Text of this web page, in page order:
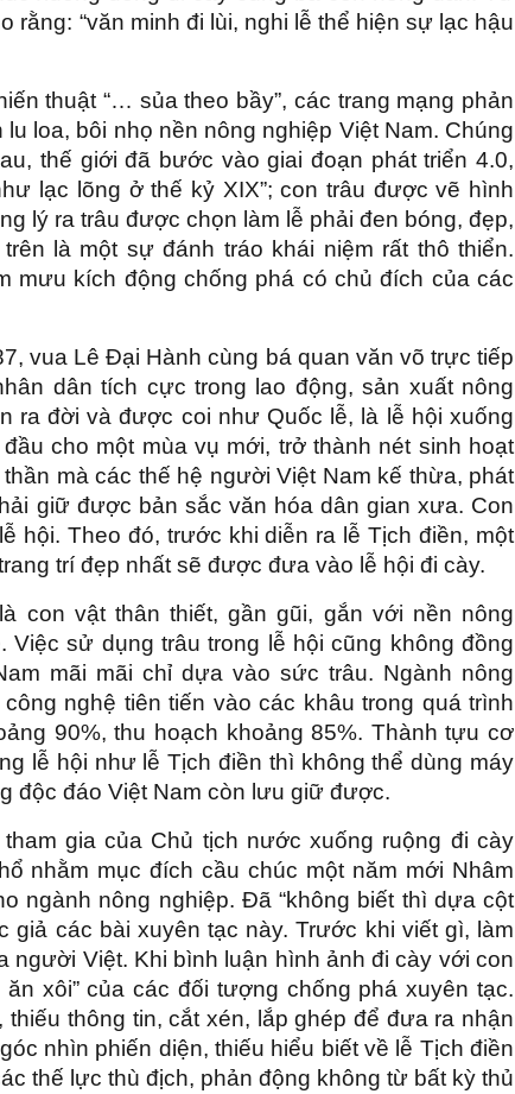
“văn minh đi lùi, nghi lễ thể hiện sự lạc hậu
thuật “… sủa theo bầy”, các trang mạng phản
loa, bôi nhọ nền nông nghiệp Việt Nam. Chúng
thế giới đã bước vào giai đoạn phát triển 4.0,
lạc lõng ở thế kỷ XIX”; con trâu được vẽ hình
lý ra trâu được chọn làm lễ phải đen bóng, đẹp,
là một sự đánh tráo khái niệm rất thô thiển.
mưu kích động chống phá có chủ đích của các
vua Lê Đại Hành cùng bá quan văn võ trực tiếp
dân tích cực trong lao động, sản xuất nông
ra đời và được coi như Quốc lễ, là lễ hội xuống
cho một mùa vụ mới, trở thành nét sinh hoạt
mà các thế hệ người Việt Nam kế thừa, phát
giữ được bản sắc văn hóa dân gian xưa. Con
hội. Theo đó, trước khi diễn ra lễ Tịch điền, một
trí đẹp nhất sẽ được đưa vào lễ hội đi cày.
con vật thân thiết, gần gũi, gắn với nền nông
sử dụng trâu trong lễ hội cũng không đồng
mãi mãi chỉ dựa vào sức trâu. Ngành nông
nghệ tiên tiến vào các khâu trong quá trình
90%, thu hoạch khoảng 85%. Thành tựu cơ
lễ hội như lễ Tịch điền thì không thể dùng máy
độc đáo Việt Nam còn lưu giữ được.
gia của Chủ tịch nước xuống ruộng đi cày
nhằm mục đích cầu chúc một năm mới Nhâm
ngành nông nghiệp. Đã “không biết thì dựa cột
giả các bài xuyên tạc này. Trước khi viết gì, làm
người Việt. Khi bình luận hình ảnh đi cày với con
xôi” của các đối tượng chống phá xuyên tạc.
thông tin, cắt xén, lắp ghép để đưa ra nhận
nhìn phiến diện, thiếu hiểu biết về lễ Tịch điền
thế lực thù địch, phản động không từ bất kỳ thủ